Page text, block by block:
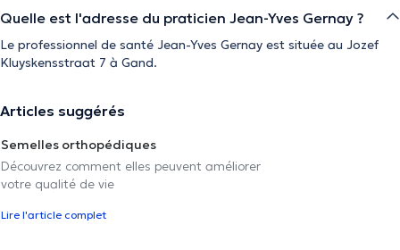
Quelle est l'adresse du praticien Jean-Yves Gernay ?
Le professionnel de santé Jean-Yves Gernay est située au Jozef
Kluyskensstraat 7 à Gand.
Articles suggérés
Semelles orthopédiques
Découvrez comment elles peuvent améliorer
votre qualité de vie
Lire l'article complet